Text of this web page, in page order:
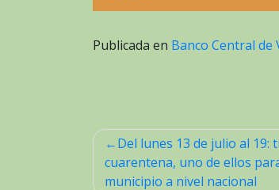
Publicada en Banco Central de
Navegación
de
Del lunes 13 de julio al 19:
cuarentena, uno de ellos
municipio a nivel nacional